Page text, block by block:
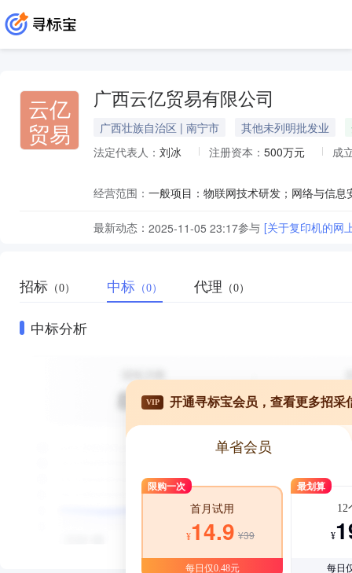
云亿
贸易
广西云亿贸易有限公司
广西壮族自治区 | 南宁市 其他未列明批发业
法定代表人： 刘冰 注册资本： 500万元 成
经营范围：
最新动态： 2025-11-05 23:17参与 [关于复印机的网
招标 （0） 中标 （0） 代理 （0）
中标分析
VIP 开通寻标宝会员，查看更多招采
单省会员
限购一次
首月试用
¥14.9 ¥39
每日仅0.48元
最划算
12
¥
每日